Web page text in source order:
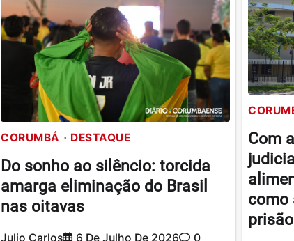
CORUMBÁ DESTAQUE
Do sonho ao silêncio: torcida
amarga eliminação do Brasil
nas oitavas
Julio Carlos 6 De Julho De 2026 0
Com
como
prisão